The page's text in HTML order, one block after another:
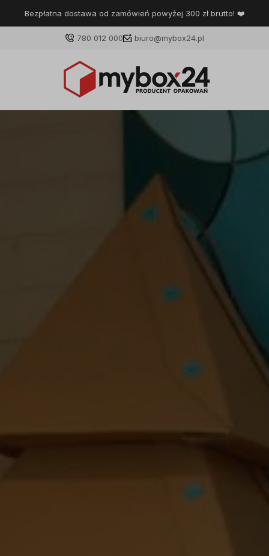
Bezpłatna dostawa od zamówień powyżej 300 zł brutto! ❤️
780 012 000 biuro@mybox24.pl